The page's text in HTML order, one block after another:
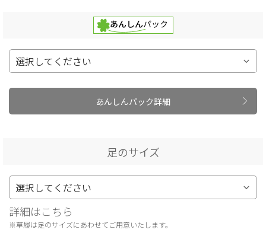
あんしんパック詳細
足のサイズ
詳細はこちら
※草履は足のサイズにあわせてご用意いたします。